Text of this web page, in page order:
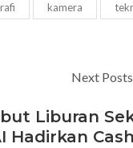
kamera
Next Posts
Liburan
Hadirkan